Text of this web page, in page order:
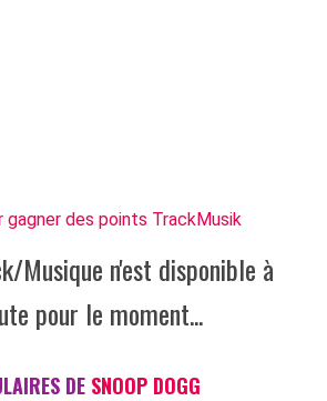
des points TrackMusik
Musique n'est disponible à
pour le moment...
DE SNOOP DOGG